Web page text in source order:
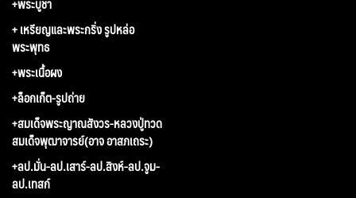
+ เหรียญและพระกริ่ง รูปหล่อ
พระพุทธ
+พระเนื้อผง
+ล็อกเก็ต-รูปถ่าย
+สมเด็จพระญาณสังวร-หลวงปู่ทวด
สมเด็จพุฒาจารย์(อาจ อาสภเถระ)
+ลป.มั่น-ลป.เสาร์-ลป.สิงห์-ลป.จูม-
ลป.เทสก์